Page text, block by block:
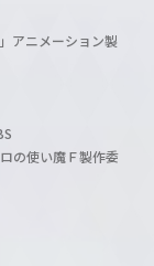
アニメーション製
の使い魔Ｆ製作委